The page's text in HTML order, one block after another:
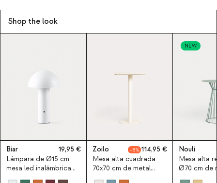
Shop the look
Biar
19,95
Lámpara de Ø15 cm
mesa led inalámbrica
Biar
Zoilo 8
114,95
Mesa alta cuadrada
70x70 cm de metal
Zoilo
NEW
Nouli
Mesa alta
Ø70 cm de